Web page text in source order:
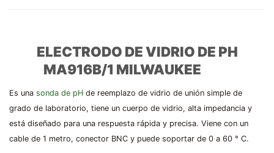
ELECTRODO DE VIDRIO DE PH
MA916B/1 MILWAUKEE
Es una sonda de pH de reemplazo de vidrio de unión simple de
grado de laboratorio, tiene un cuerpo de vidrio, alta impedancia y
está diseñado para una respuesta rápida y precisa. Viene con un
cable de 1 metro, conector BNC y puede soportar de 0 a 60 ° C.